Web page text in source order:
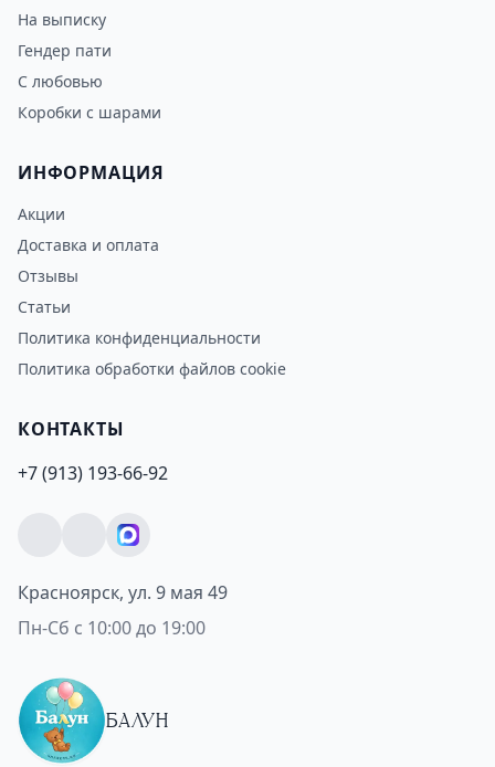
На выписку
Гендер пати
С любовью
Коробки с шарами
ИНФОРМАЦИЯ
Акции
Доставка и оплата
Отзывы
Статьи
Политика конфиденциальности
Политика обработки файлов cookie
КОНТАКТЫ
+7 (913) 193-66-92
Красноярск, ул. 9 мая 49
Пн-Сб с 10:00 до 19:00
БАЛУН